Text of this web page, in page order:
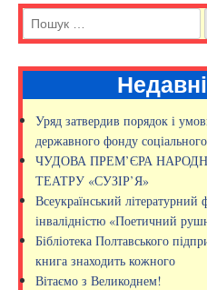
Уряд затвердив порядок і
державного фонду
ЧУДОВА ПРЕМ’ЄРА
ТЕАТРУ «СУЗІР’Я»
Всеукраїнський літературний
інвалідністю «Поетичний
Бібліотека Полтавського
книга знаходить кожного
Вітаємо з Великоднем!